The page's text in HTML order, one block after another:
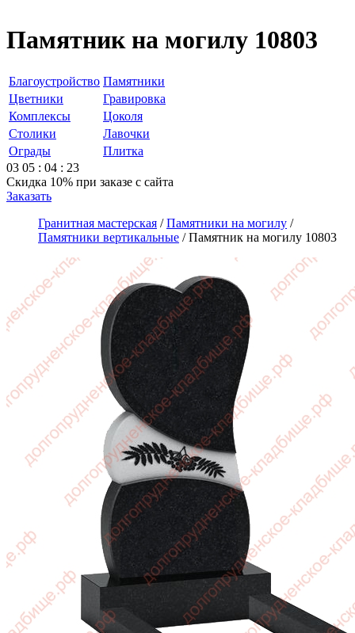
Памятник на могилу 10803
Благоустройство Памятники
Цветники
Гравировка
Комплексы
Цоколя
Столики
Лавочки
Ограды
Плитка
03 05 : 04 : 23
Скидка 10% при заказе с сайта
Заказать
Гранитная мастерская /Памятники на могилу /
Памятники вертикальные /Памятник на могилу 10803